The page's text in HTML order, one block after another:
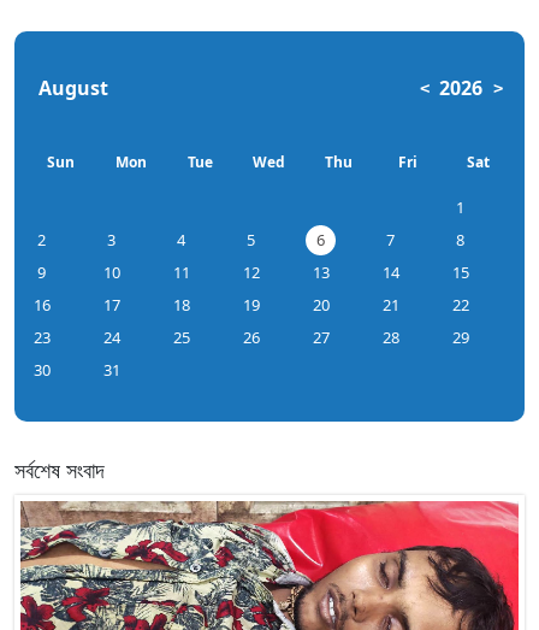
August < 2026 >
Sun Mon Tue Wed Thu Fri Sat
1
2
3 4 5 6 7
8
9
10 11 12 13 14
15
16
17 18 19 20 21
22
23
24 25 26 27 28
29
30
31
সর্বশেষ সংবাদ